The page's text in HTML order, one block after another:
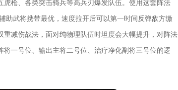
枪、各类突击骑兵等高兵刃爆发队伍。使用这套阵法
助武将携带最优，速度拉开后可以第一时间反弹敌方缴
减伤战法，面对纯物理队伍时坦度会大幅提升，对阵法
一号位、输出主将二号位、治疗净化副将三号位的逻